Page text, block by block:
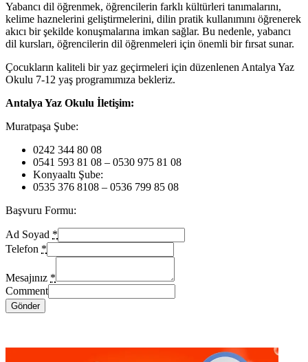
Yabancı dil öğrenmek, öğrencilerin farklı kültürleri tanımalarını,
kelime haznelerini geliştirmelerini, dilin pratik kullanımını öğrenerek
akıcı bir şekilde konuşmalarına imkan sağlar. Bu nedenle, yabancı
dil kursları, öğrencilerin dil öğrenmeleri için önemli bir fırsat sunar.
Çocukların kaliteli bir yaz geçirmeleri için düzenlenen Antalya Yaz
Okulu 7-12 yaş programımıza bekleriz.
Antalya Yaz Okulu İletişim:
Muratpaşa Şube:
0242 344 80 08
0541 593 81 08 – 0530 975 81 08
Konyaaltı Şube:
0535 376 8108 – 0536 799 85 08
Başvuru Formu:
Ad Soyad *
Telefon *
Mesajınız *
Comment
Gönder